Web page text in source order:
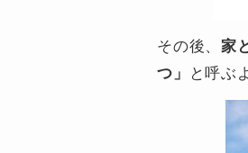
その後、家
つ」
と呼ぶ